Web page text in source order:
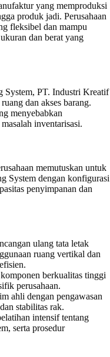
yang memproduksi
produk jadi. Perusahaan
fleksibel dan mampu
dan berat yang
System, PT. Industri Kreatif
dan akses barang.
menyebabkan
inventarisasi.
memutuskan untuk
System dengan konfigurasi
penyimpanan dan
ulang tata letak
ruang vertikal dan
berkualitas tinggi
perusahaan.
ahli dengan pengawasan
stabilitas rak.
intensif tentang
serta prosedur